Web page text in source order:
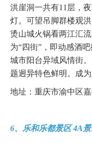
洪崖洞一共有11层，
灯。可望吊脚群楼观
烫山城火锅看两江汇
为“四街”，即动感酒
城市阳台异域风情街
题迥异特色鲜明。成
地址：重庆市渝中区
6、乐和乐都景区 4A